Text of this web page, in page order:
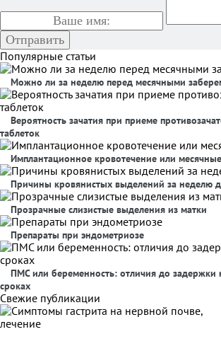
Популярные статьи
Можно ли за неделю перед месячными
Вероятность зачатия при приеме
таблеток
Имплантационное кровотечение или месячные
Причины кровянистых выделений за неделю
Прозрачные слизистые выделения из матки
Препараты при эндометриозе
ПМС или беременность: отличия до задержки
сроках
Свежие публикации